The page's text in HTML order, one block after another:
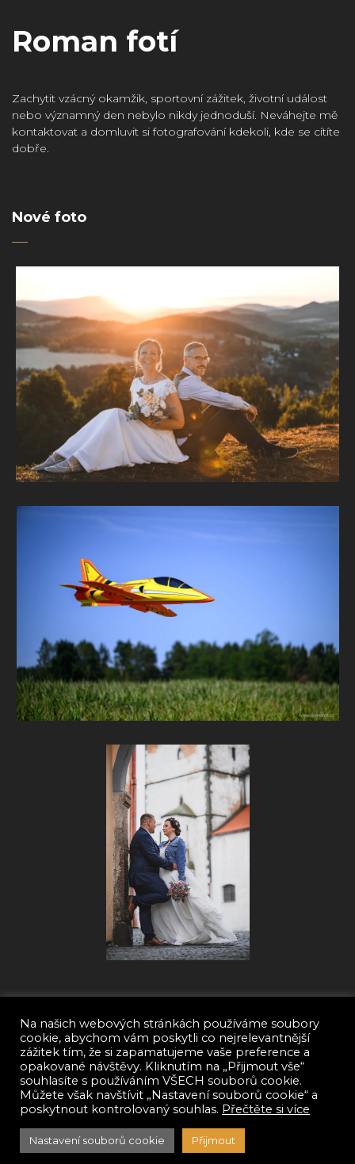
Roman fotí
Zachytit vzácný okamžik, sportovní zážitek, životní událost
nebo významný den nebylo nikdy jednoduší. Neváhejte mě
kontaktovat a domluvit si fotografování kdekoli, kde se cítíte
dobře.
Nové foto
Kontakt
Tel:
+(420)607-754-454
Email:
jahelkaroman@gmail.com
Copyright © 2024 Roman Jahelka
Na našich webových stránkách používáme soubory
cookie, abychom vám poskytli co nejrelevantnější
zážitek tím, že si zapamatujeme vaše preference a
opakované návštěvy. Kliknutím na „Přijmout vše“
souhlasíte s používáním VŠECH souborů cookie.
Můžete však navštívit „Nastavení souborů cookie“ a
poskytnout kontrolovaný souhlas. Přečtěte si více
Nastavení souborů cookie Přijmout